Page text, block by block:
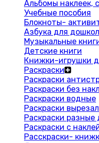
Альбомы наклеек,
Учебные пособия
Блокноты-
Азбука для
Музыкальные
Детские книги
Книжки-игрушки
Раскраски
Раскраски
Раскраски без
Раскраски водные
Раскраски
Раскраски разные
Раскраски с
Расскраски-